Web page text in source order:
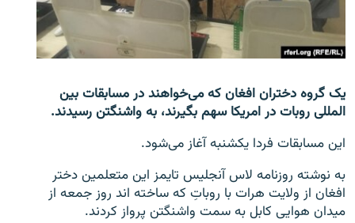
تماس
صفحه پشتو
Azadi English
همۀ سایت‌های رادیو آزادی/ رادیو اروپای آزاد
یک گروه دختران افغان که می‌خواهند در مسابقات بین
المللی روبات در امریکا سهم بگیرند، به واشنگتن رسیدند.
این مسابقات فردا یکشنبه آغاز می‌شود.
به نوشته روزنامه لاس آنجلیس تایمز این متعلمین دختر
افغان از ولایت هرات با روبات‌ِ که ساخته اند روز جمعه از
میدان هوایی کابل به سمت واشنگتن پرواز کردند.